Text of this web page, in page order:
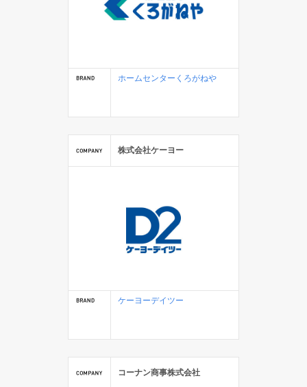
ホームセンターくろがねや
株式会社ケーヨー
ケーヨーデイツー
コーナン商事株式会社